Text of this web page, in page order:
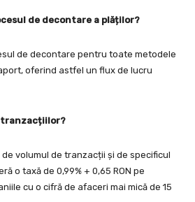
de decontare a plăților?
de decontare pentru toate metodele
oferind astfel un flux de lucru
tranzacțiilor?
volumul de tranzacții și de specificul
o taxă de 0,99% + 0,65 RON pe
cu o cifră de afaceri mai mică de 15